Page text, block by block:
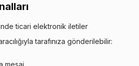
ticari elektronik iletiler
tarafınıza gönderilebilir:
mesaj,